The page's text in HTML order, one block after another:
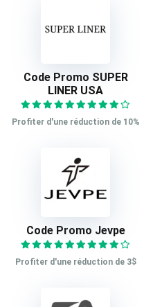
Code Promo SUPER
LINER USA
Profiter d'une réduction de 10%
Code Promo Jevpe
Profiter d'une réduction de 3$